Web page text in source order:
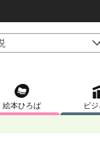
絵本ひろば ビジ